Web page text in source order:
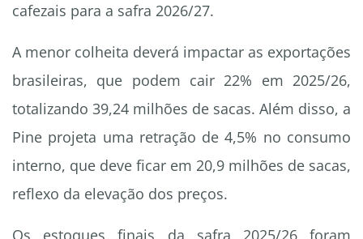
cafezais para a safra 2026/27.
A menor colheita deverá impactar as exportações
brasileiras, que podem cair 22% em 2025/26,
totalizando 39,24 milhões de sacas. Além disso, a
Pine projeta uma retração de 4,5% no consumo
interno, que deve ficar em 20,9 milhões de sacas,
reflexo da elevação dos preços.